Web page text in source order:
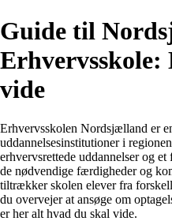
Guide til
Erhvervsskole:
vide
Erhvervsskolen Nordsjælland er
uddannelsesinstitutioner i
erhvervsrettede uddannelser og
de nødvendige færdigheder og
tiltrækker skolen elever fra
du overvejer at ansøge om
er her alt hvad du skal vide.